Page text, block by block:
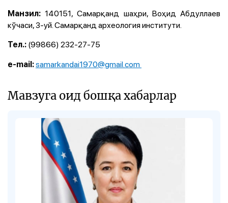
Манзил: 140151, Самарқанд шаҳри, Воҳид Абдуллаев
кўчаси, 3-уй. Самарқанд археология институти.
Тел.: (99866) 232-27-75
e-mail:samarkandai1970@gmail.com
Мавзуга оид бошқа хабарлар